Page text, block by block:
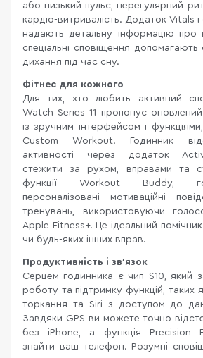
або низький пульс, нерегулярний
кардіо-витривалість. Додаток Vitals і
надають детальну інформацію про
спеціальні сповіщення
дихання під час сну.
Фітнес для кожного
Для тих, хто любить активний
Watch Series 11 пропонує
із зручним інтерфейсом і
Custom Workout. Годинник
активності через додаток
стежити за рухом, вправами та
функції Workout Buddy,
персоналізовані мотиваційні
тренувань, використовуючи
Apple Fitness+. Це ідеальний
чи будь-яких інших вправ.
Продуктивність і зв’язок
Серцем годинника є чип S10, який
роботу та підтримку функцій, таких
торкання та Siri з доступом до
Завдяки GPS ви можете точно
без iPhone, а функція Precision
знайти ваш телефон. Розумні